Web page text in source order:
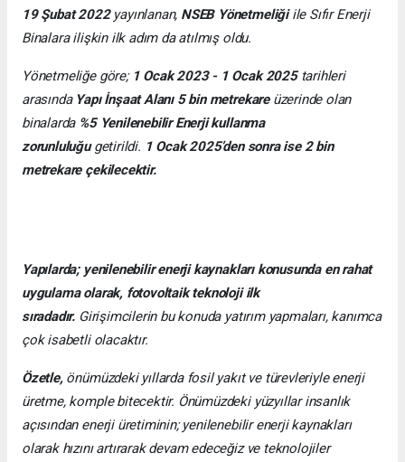
19 Şubat 2022 yayınlanan, NSEB Yönetmeliğiile Sıfır Enerji
Binalara ilişkin ilk adım da atılmış oldu.
Yönetmeliğe göre; 1 Ocak 2023 - 1 Ocak 2025 tarihleri
arasında Yapı İnşaat Alanı 5 bin metrekare üzerinde olan
binalarda%5 Yenilenebilir Enerji kullanma
zorunluluğugetirildi. 1 Ocak 2025’den sonra ise 2 bin
metrekare çekilecektir.
Yapılarda; yenilenebilir enerji kaynakları konusunda en rahat
uygulama olarak, fotovoltaik teknoloji ilk
sıradadır. Girişimcilerin bu konuda yatırım yapmaları, kanımca
çok isabetli olacaktır.
Özetle,önümüzdeki yıllarda fosil yakıt ve türevleriyle enerji
üretme, komple bitecektir. Önümüzdeki yüzyıllar insanlık
açısından enerji üretiminin; yenilenebilir enerji kaynakları
olarak hızını artırarak devam edeceğiz ve teknolojiler